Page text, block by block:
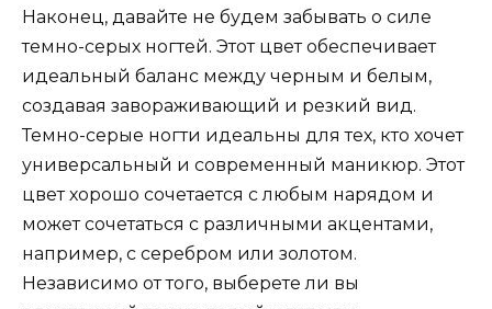
Наконец, давайте не будем забывать о силе
темно-серых ногтей. Этот цвет обеспечивает
идеальный баланс между черным и белым,
создавая завораживающий и резкий вид.
Темно-серые ногти идеальны для тех, кто хочет
универсальный и современный маникюр. Этот
цвет хорошо сочетается с любым нарядом и
может сочетаться с различными акцентами,
например, с серебром или золотом.
Независимо от того, выберете ли вы